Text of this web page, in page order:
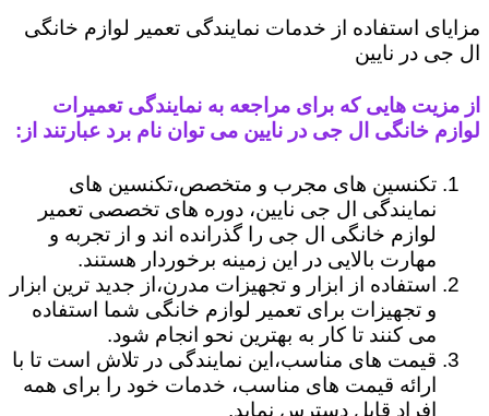
مزایای استفاده از خدمات نمایندگی تعمیر لوازم خانگی
ال جی در نایین
از مزیت هایی که برای مراجعه به نمایندگی تعمیرات
لوازم خانگی ال جی در نایین می توان نام برد عبارتند از:
تکنسین های مجرب و متخصص،تکنسین های
نمایندگی ال جی نایین، دوره های تخصصی تعمیر
لوازم خانگی ال جی را گذرانده اند و از تجربه و
مهارت بالایی در این زمینه برخوردار هستند.
استفاده از ابزار و تجهیزات مدرن،از جدید ترین ابزار
و تجهیزات برای تعمیر لوازم خانگی شما استفاده
می کنند تا کار به بهترین نحو انجام شود.
قیمت های مناسب،این نمایندگی در تلاش است تا با
ارائه قیمت های مناسب، خدمات خود را برای همه
افراد قابل دسترس نماید.